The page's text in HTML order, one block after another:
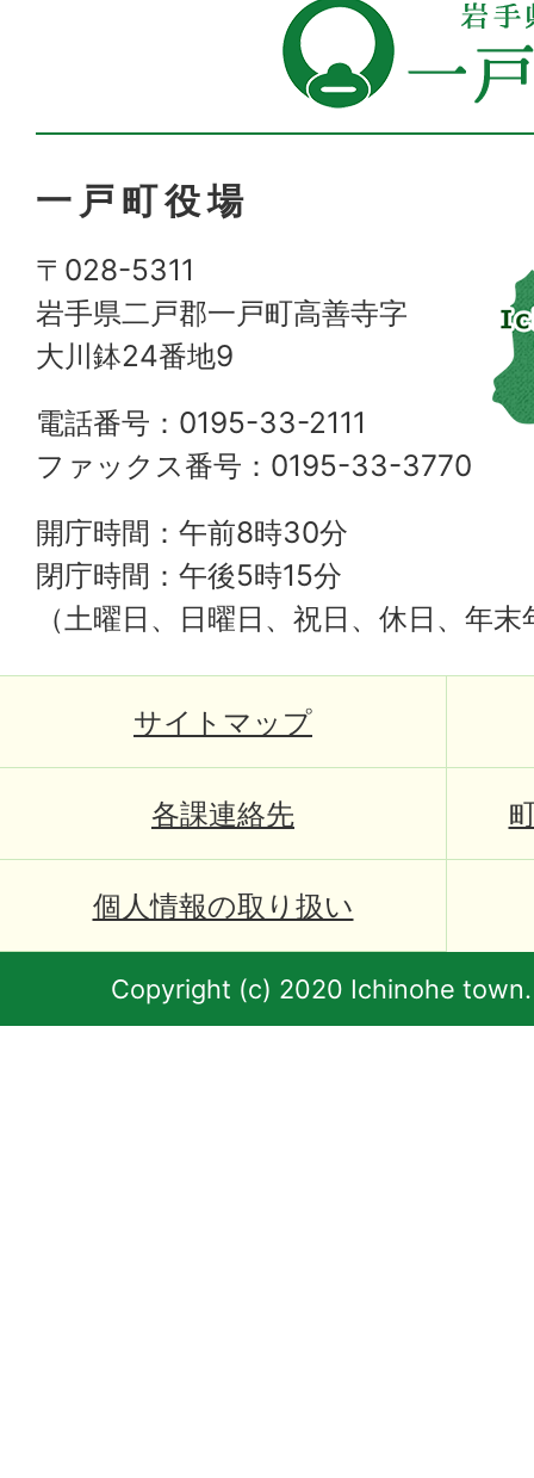
一戸町役場
〒028-5311
岩手県二戸郡一戸町高善寺字
大川鉢24番地9
電話番号：0195-33-2111
ファックス番号：0195-33-3770
開庁時間：午前8時30分
閉庁時間：午後5時15分
（土曜日、日曜日、祝日、休日、年
サイトマップ
各課連絡先
個人情報の取り扱い
Copyright (c) 2020 Ichinohe